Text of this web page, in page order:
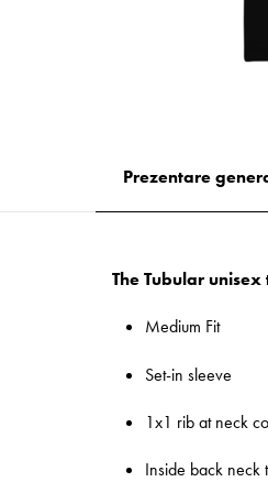
Prezentare
The Tubular unisex
Medium Fit
Set-in sleeve
1x1 rib at neck
Inside back neck